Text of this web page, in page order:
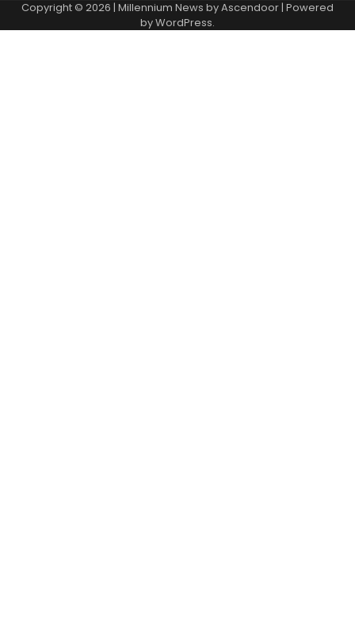
Copyright © 2026 | Millennium News byAscendoor| Powered
byWordPress.